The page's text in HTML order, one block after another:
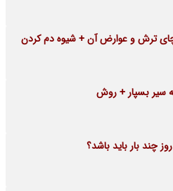
ترش و عوارض آن + شیوه دم کردن
سیر بسپار + روش
چند بار باید باشد؟